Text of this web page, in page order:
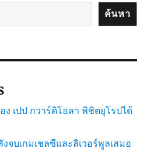
ค้นหา
เปป กวาร์ดิโอลา พิชิตยุโรปได้
บเกมเชลซีและลิเวอร์พูลเสมอ